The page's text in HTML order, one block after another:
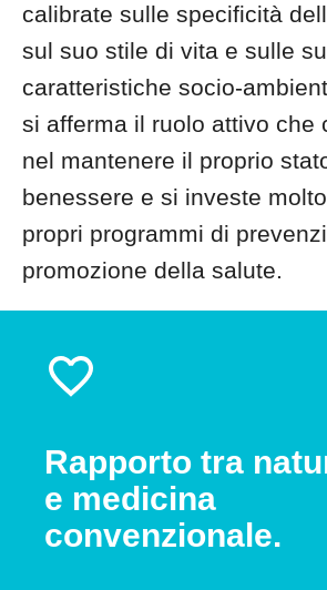
calibrate sulle specificità
sul suo stile di vita e sulle
caratteristiche socio-
si afferma il ruolo attivo che
nel mantenere il proprio
benessere e si investe
propri programmi di
promozione della salute.
Rapporto tra
e medicina
convenzionale.